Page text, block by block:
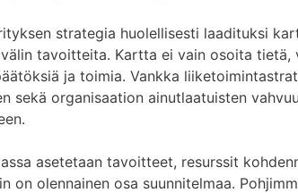
strategia huolellisesti laadituksi
tavoitteita. Kartta ei vain osoita tietä,
ja toimia. Vankka
sekä organisaation ainutlaatuisten
asetetaan tavoitteet, resurssit
on olennainen osa suunnitelmaa.